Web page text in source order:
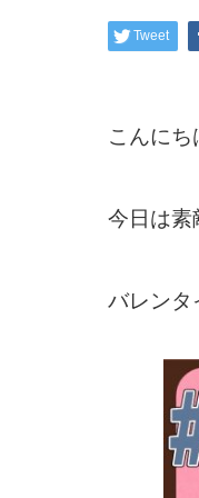
Tweet
こんにち
今日は素
バレンタ